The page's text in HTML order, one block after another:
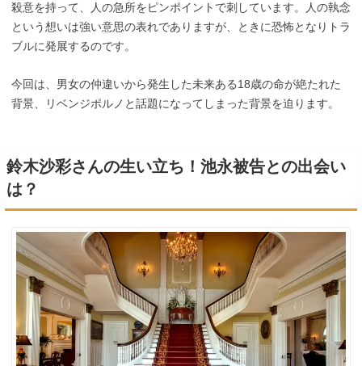
殺意を持って、人の急所をピンポイントで刺しています。人の執念
という想いは強い意思の表れでありますが、ときに恐怖となりトラ
ブルに発展するのです。
今回は、男女の仲違いから発生した未来ある18歳の命が絶たれた
背景、リベンジポルノと話題になってしまった背景を迫ります。
鈴木沙彩さんの生い立ち！池永被告との出会い
は？